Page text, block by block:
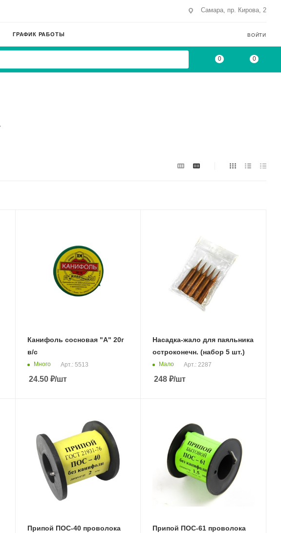
Самара, пр. Кирова, 2
ГРАФИК РАБОТЫ ВОЙТИ
0 0
Канифоль сосновая "А" 20г
в/с
Много Арт.: 5513
24.50₽/шт
Насадка-жало для паяльника
остроконечн. (набор 5 шт.)
Мало Арт.: 2287
248 ₽/шт
Припой ПОС-40 проволока
Припой ПОС-61 проволока